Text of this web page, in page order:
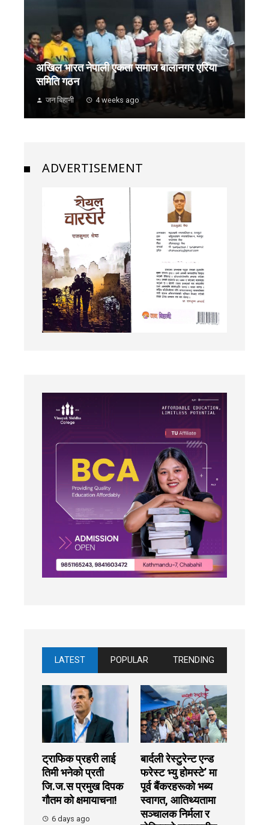
अखिल भारत नेपाली एकता समाज बालानगर एरिया
समिति गठन
जन बिहानी 4 weeks ago
ADVERTISEMENT
LATEST POPULAR TRENDING
ट्राफिक प्रहरी लाई
तिमी भनेको प्रती
जि.ज.स प्रमुख दिपक
गौतम को क्षमायाचना!
6 days ago
बार्दली रेस्टुरेन्ट एन्ड
फरेस्ट भ्यु होमस्टे’ मा
पूर्व बैंकरहरूको भब्य
स्वागत, आतिथ्यतामा
सञ्चालक निर्मला र